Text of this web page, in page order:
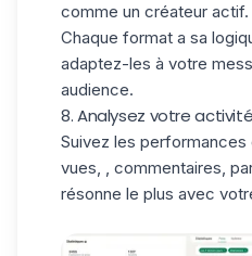
comme un créateur actif.
Chaque format a sa
adaptez-les à votre
audience.
8. Analysez votre
Suivez les
vues, , commentaires,
résonne le plus avec